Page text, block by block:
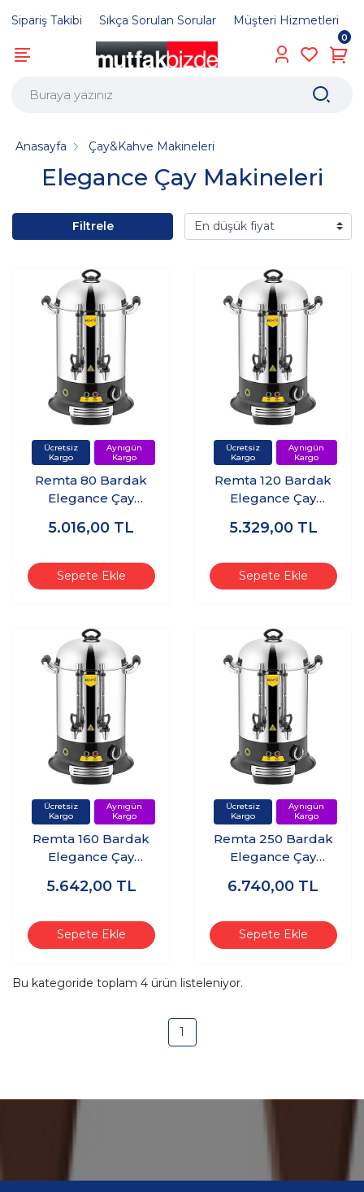
Sipariş Takibi Sıkça Sorulan Sorular Müşteri Hizmetleri
0
Elegance Çay Makineleri
Anasayfa Çay&Kahve Makineleri
Filtrele
Remta 80 Bardak
Elegance Çay
5.016,00 TL
Sepete Ekle
Remta 120 Bardak
Elegance Çay
5.329,00 TL
Sepete Ekle
Remta 160 Bardak
Elegance Çay
5.642,00 TL
Sepete Ekle
Remta 250 Bardak
Elegance Çay
6.740,00 TL
Sepete Ekle
Bu kategoride toplam 4 ürün listeleniyor.
1